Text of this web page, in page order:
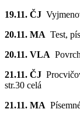
19.11. ČJ
20.11. MA Test,
20.11. VLA
21.11. ČJ
str.30 celá
21.11. MA